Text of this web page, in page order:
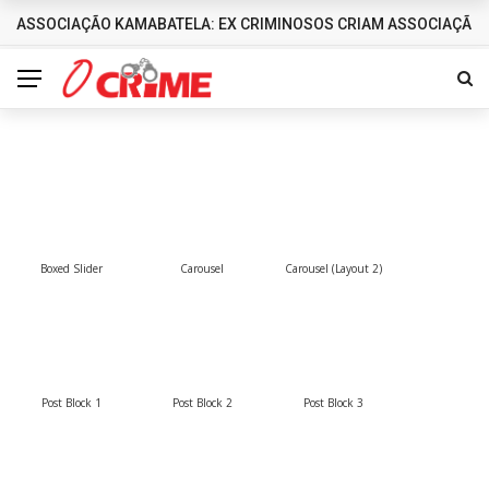
DESTAQUES
ASSOCIAÇÃO KAMABATELA: EX CRIMINOSOS CRIAM
Boxed Slider Carousel Carousel (Layout 2)
Post Block 1 Post Block 2 Post Block 3